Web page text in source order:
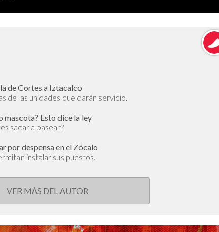
de Cortes a Iztacalco
de las unidades que darán servicio.
mascota? Esto dice la ley
sacar a pasear?
por despensa en el Zócalo
instalar sus puestos.
VER MÁS DEL AUTOR